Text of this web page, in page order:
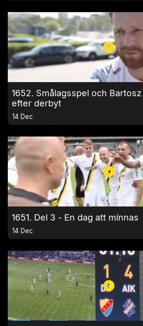
1652. Smålagsspel och
efter derbyt
14 Dec
1651. Del 3 - En dag att minnas
14 Dec